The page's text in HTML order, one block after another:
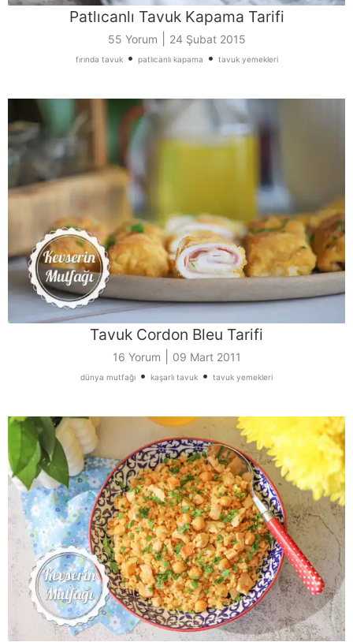
Patlıcanlı Tavuk Kapama Tarifi
55 Yorum 24 Şubat 2015
fırında tavuk• patlıcanlı kapama • tavuk yemekleri
Tavuk Cordon Bleu Tarifi
16 Yorum 09 Mart 2011
dünya mutfağı • kaşarlı tavuk • tavuk yemekleri